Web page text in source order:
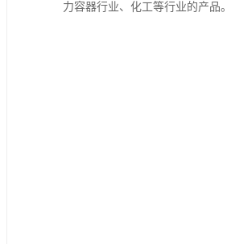
力容器行业、化工等行业的产品。